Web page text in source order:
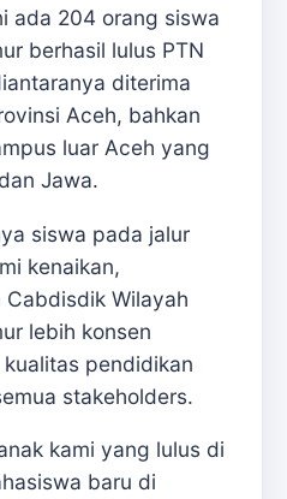
ada 204 orang siswa
berhasil lulus PTN
diterima
Aceh, bahkan
luar Aceh yang
Jawa.
siswa pada jalur
kenaikan,
Wilayah
lebih konsen
pendidikan
stakeholders.
kami yang lulus di
baru di